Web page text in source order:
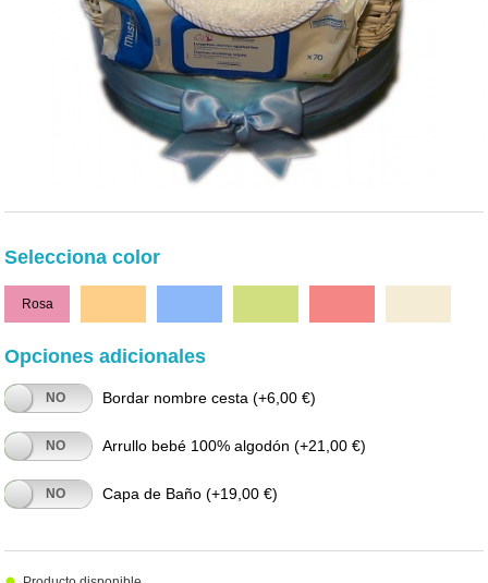
Selecciona color
Rosa
Opciones adicionales
NO Bordar nombre cesta (+6,00 €)
NO Arrullo bebé 100% algodón (+21,00 €)
NO Capa de Baño (+19,00 €)